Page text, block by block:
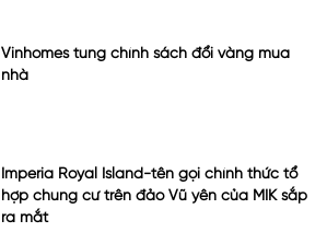
Vinhomes tung chính sách đổi vàng mua
nhà
Imperia Royal Island-tên gọi chính thức tổ
hợp chung cư trên đảo Vũ yên của MIK sắp
ra mắt